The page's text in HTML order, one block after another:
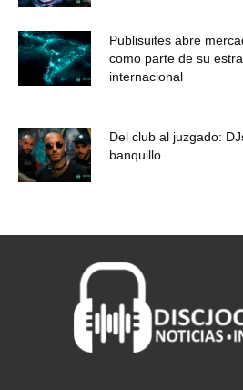
Publisuites abre
como parte de su
internacional
Del club al juzgado:
banquillo